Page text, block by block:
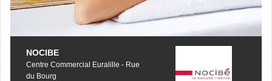
NOCIBE
Centre Commercial Euralille - Rue
du Bourg